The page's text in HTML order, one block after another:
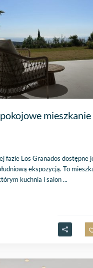
mieszkanie
fazie Los Granados dostępne
ekspozycją. To
kuchnia i salon...